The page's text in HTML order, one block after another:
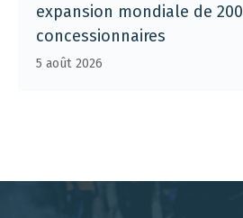
expansion mondiale de 200
concessionnaires
5 août 2026